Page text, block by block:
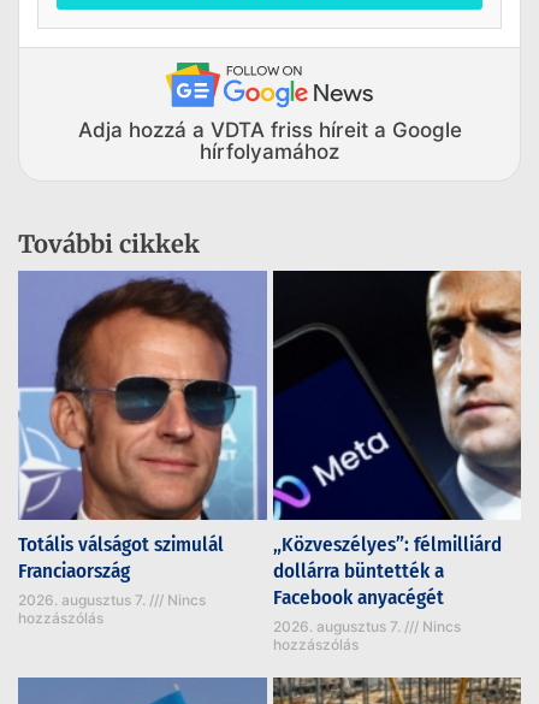
Adja hozzá a VDTA friss híreit a Google
hírfolyamához
További cikkek
Totális válságot szimulál
Franciaország
2026. augusztus 7.
Nincs
hozzászólás
„Közveszélyes”: félmilliárd
dollárra büntették a
Facebook anyacégét
2026. augusztus 7.
Nincs
hozzászólás